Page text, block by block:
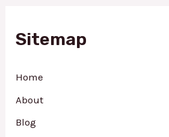
Sitemap
Home
About
Blog